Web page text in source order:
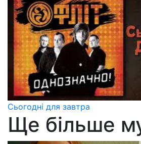
Сьогодні для завтра
Ще більше